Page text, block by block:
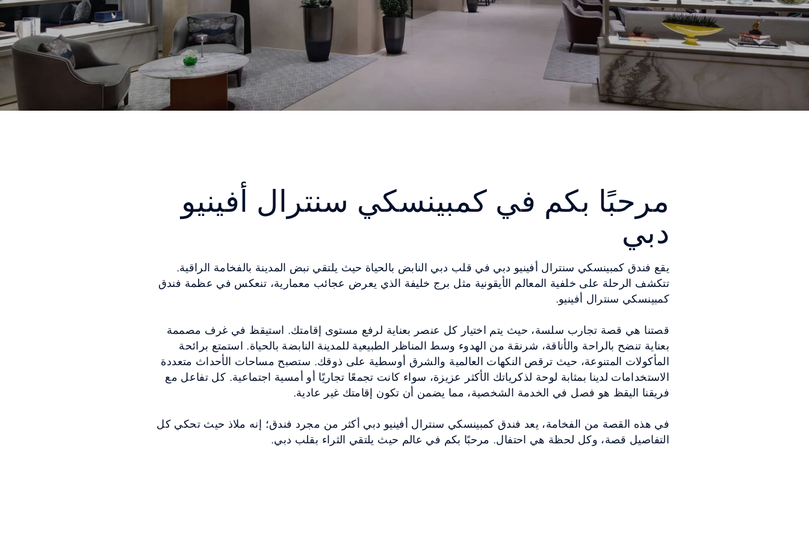
مرحبًا بكم في كمبينسكي سنترال أفينيو
دبي
يقع فندق كمبينسكي سنترال أفينيو دبي في قلب دبي النابض بالحياة حيث يلتقي نبض المدينة بالفخامة الراقية.
تتكشف الرحلة على خلفية المعالم الأيقونية مثل برج خليفة الذي يعرض عجائب معمارية، تنعكس في عظمة فندق
كمبينسكي سنترال أفينيو.
قصتنا هي قصة تجارب سلسة، حيث يتم اختيار كل عنصر بعناية لرفع مستوى إقامتك. استيقظ في غرف مصممة
بعناية تنضح بالراحة والأناقة، شرنقة من الهدوء وسط المناظر الطبيعية للمدينة النابضة بالحياة. استمتع برائحة
المأكولات المتنوعة، حيث ترقص النكهات العالمية والشرق أوسطية على ذوقك. ستصبح مساحات الأحداث متعددة
الاستخدامات لدينا بمثابة لوحة لذكرياتك الأكثر عزيزة، سواء كانت تجمعًا تجاريًا أو أمسية اجتماعية. كل تفاعل مع
فريقنا اليقظ هو فصل في الخدمة الشخصية، مما يضمن أن تكون إقامتك غير عادية.
في هذه القصة من الفخامة، يعد فندق كمبينسكي سنترال أفينيو دبي أكثر من مجرد فندق؛ إنه ملاذ حيث تحكي كل
التفاصيل قصة، وكل لحظة هي احتفال. مرحبًا بكم في عالم حيث يلتقي الثراء بقلب دبي.